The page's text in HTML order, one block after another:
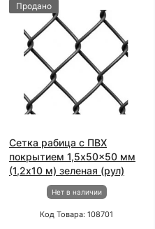
Продано
Сетка рабица с ПВХ
покрытием 1,5x50x50 мм
(1,2x10 м) зеленая (рул)
Нет в наличии
Код Товара: 108701